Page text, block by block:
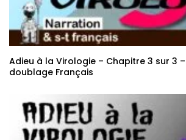
Adieu à la Virologie – Chapitre 3 sur 3 –
doublage Français